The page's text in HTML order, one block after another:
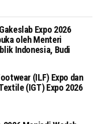
Expo 2026
oleh Menteri
Indonesia, Budi
(ILF) Expo dan
(IGT) Expo 2026